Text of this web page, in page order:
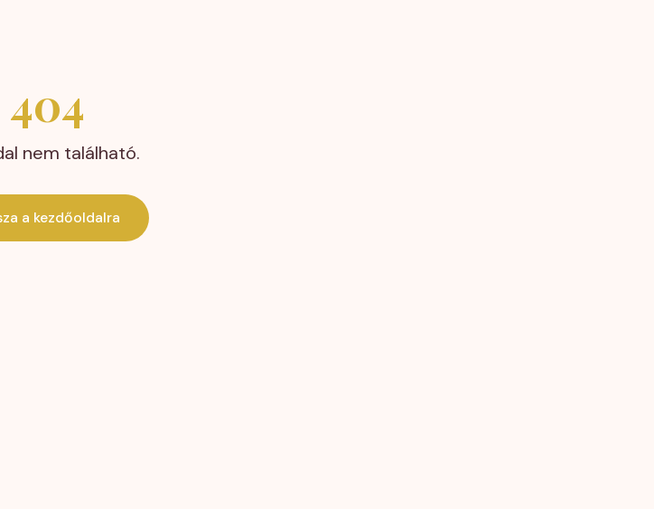
404
nem található.
a kezdőoldalra